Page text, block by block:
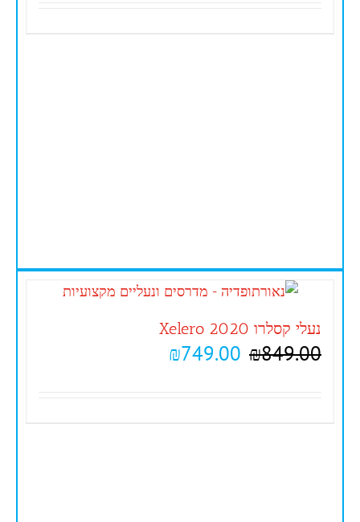
נעלי קסלרו 2020 Xelero
₪849.00
₪749.00